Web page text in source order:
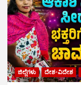
ಜಿಲ್ಲೆಗಳು ದೇಶ-ವಿದೇಶ